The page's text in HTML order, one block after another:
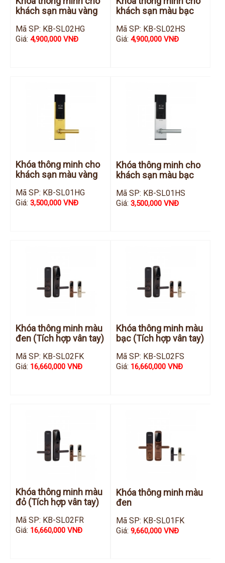
Khóa điện tử VIRO
Khóa điện tử KBVISION
Access control Syris
GIẢI PHÁP GIÁM SÁT RA VÀO
GIẢI PHÁP NHỎ TRỌN GÓI
Hướng dẫn sử dụng
khách sạn màu vàng
Mã SP: KB-SL02HG
Giá:4,900,000 VNĐ
khách sạn màu bạc
Mã SP: KB-SL02HS
Giá: 4,900,000 VNĐ
Khóa thông minh cho
khách sạn màu vàng
Mã SP: KB-SL01HG
Giá:3,500,000 VNĐ
Khóa thông minh cho
khách sạn màu bạc
Mã SP: KB-SL01HS
Giá: 3,500,000 VNĐ
Khóa thông minh màu
đen (Tích hợp vân tay)
Mã SP: KB-SL02FK
Giá: 16,660,000 VNĐ
Khóa thông minh màu
bạc (Tích hợp vân tay)
Mã SP: KB-SL02FS
Giá: 16,660,000 VNĐ
Khóa thông minh màu
đỏ (Tích hợp vân tay)
Mã SP: KB-SL02FR
Giá: 16,660,000 VNĐ
Khóa thông minh màu
đen
Mã SP: KB-SL01FK
Giá: 9,660,000 VNĐ